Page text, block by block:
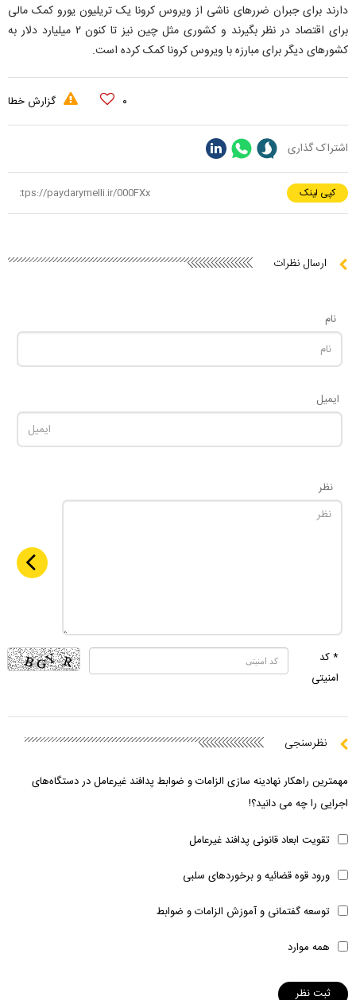
دارند برای جبران ضررهای ناشی از ویروس کرونا یک تریلیون یورو کمک مالی
برای اقتصاد در نظر بگیرند و کشوری مثل چین نیز تا کنون ۲ میلیارد دلار به
کشورهای دیگر برای مبارزه با ویروس کرونا کمک کرده است.
۰ گزارش خطا
اشتراک گذاری
کپی لینک
ارسال نظرات
نام
ایمیل
نظر
* کد
امنیتی
نظرسنجی
مهمترین راهکار نهادینه سازی الزامات و ضوابط پدافند غیرعامل در دستگاه‌های
اجرایی را چه می دانید؟!
تقویت ابعاد قانونی پدافند غیرعامل
ورود قوه قضائیه و برخوردهای سلبی
توسعه گفتمانی و آموزش الزامات و ضوابط
همه موارد